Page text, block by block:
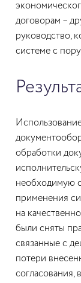
договорам –
руководство,
системе с
обработки
необходимую
применения
на
были сняты
связанные с
потери
согласования,